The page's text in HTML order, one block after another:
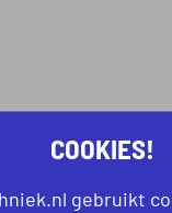
vacatures
COOKIES!
gebruikt